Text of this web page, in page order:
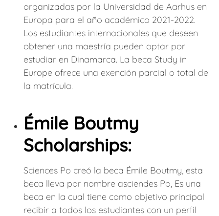
organizadas por la Universidad de Aarhus en
Europa para el año académico 2021-2022.
Los estudiantes internacionales que deseen
obtener una maestría pueden optar por
estudiar en Dinamarca. La beca Study in
Europe ofrece una exención parcial o total de
la matrícula.
Émile Boutmy
Scholarships:
Sciences Po creó la beca Émile Boutmy, esta
beca lleva por nombre asciendes Po, Es una
beca en la cual tiene como objetivo principal
recibir a todos los estudiantes con un perfil